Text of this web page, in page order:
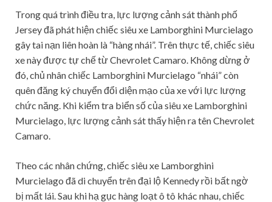
Trong quá trình điều tra, lực lượng cảnh sát thành phố
Jersey đã phát hiện chiếc siêu xe Lamborghini Murcielago
gây tai nạn liên hoàn là “hàng nhái”. Trên thực tế, chiếc siêu
xe này được tự chế từ Chevrolet Camaro. Không dừng ở
đó, chủ nhân chiếc Lamborghini Murcielago “nhái” còn
quên đăng ký chuyển đổi diện mạo của xe với lực lượng
chức năng. Khi kiểm tra biển số của siêu xe Lamborghini
Murcielago, lực lượng cảnh sát thấy hiện ra tên Chevrolet
Camaro.
Theo các nhân chứng, chiếc siêu xe Lamborghini
Murcielago đã di chuyển trên đại lộ Kennedy rồi bất ngờ
bị mất lái. Sau khi hạ gục hàng loạt ô tô khác nhau, chiếc